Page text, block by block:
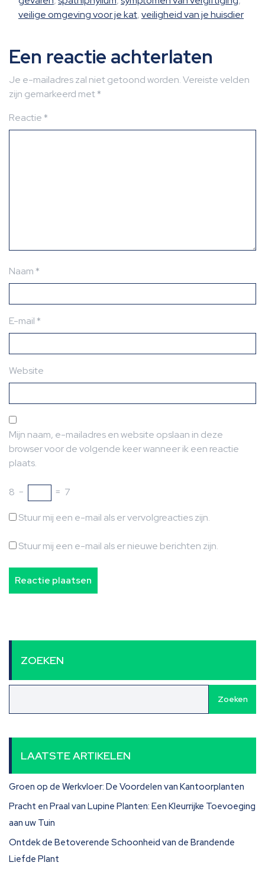
veilige omgeving voor je kat,veiligheid van je huisdier
Een reactie achterlaten
Je e-mailadres zal niet getoond worden.Vereiste velden
zijn gemarkeerd met*
Reactie*
Naam*
E-mail*
Website
Mijn naam, e-mailadres en website opslaan in deze
browser voor de volgende keer wanneer ik een reactie
plaats.
8 − = 7
Stuur mij een e-mail als er vervolgreacties zijn.
Stuur mij een e-mail als er nieuwe berichten zijn.
ZOEKEN
Zoeken
LAATSTE ARTIKELEN
Groen op de Werkvloer: De Voordelen van Kantoorplanten
Pracht en Praal van Lupine Planten: Een Kleurrijke Toevoeging
aan uw Tuin
Ontdek de Betoverende Schoonheid van de Brandende
Liefde Plant